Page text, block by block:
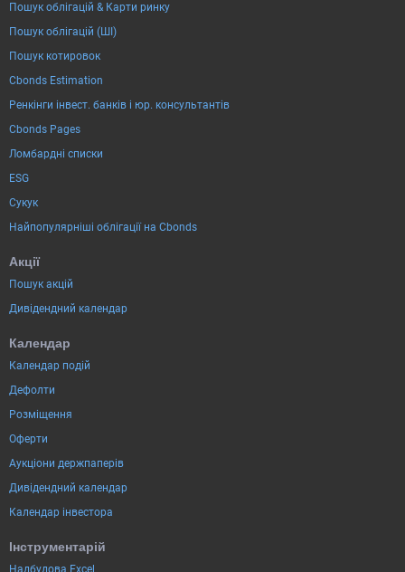
Пошук облігацій & Карти ринку
Пошук облігацій (ШІ)
Пошук котировок
Cbonds Estimation
Ренкінги інвест. банків і юр. консультантів
Cbonds Pages
Ломбардні списки
ESG
Сукук
Найпопулярніші облігації на Cbonds
Акції
Пошук акцій
Дивідендний календар
Календар
Календар подій
Дефолти
Розміщення
Оферти
Аукціони держпаперів
Дивідендний календар
Календар інвестора
Інструментарій
Надбудова Excel